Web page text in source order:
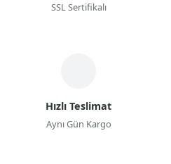
SSL Sertifikalı
Hızlı Teslimat
Aynı Gün Kargo